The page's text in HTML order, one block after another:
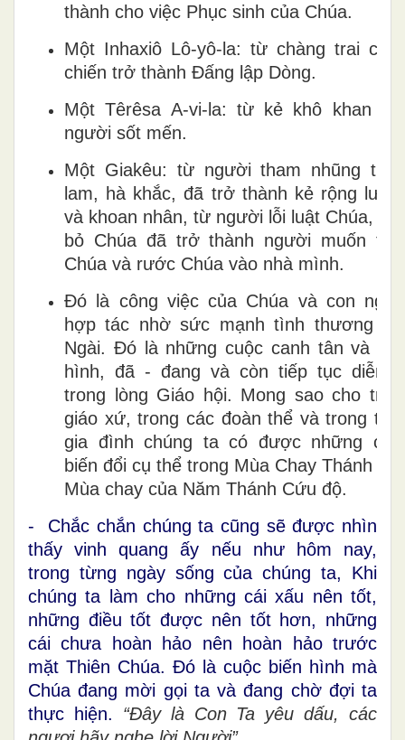
thành cho việc Phục sinh của Chúa.
Một Inhaxiô Lô-yô-la: từ chàng trai
chiến trở thành Đấng lập Dòng.
Một Têrêsa A-vi-la: từ kẻ khô khan
người sốt mến.
Một Giakêu: từ người tham nhũng
lam, hà khắc, đã trở thành kẻ rộng
và khoan nhân, từ người lỗi luật Chúa,
bỏ Chúa đã trở thành người muốn
Chúa và rước Chúa vào nhà mình.
Đó là công việc của Chúa và con
hợp tác nhờ sức mạnh tình thương
Ngài. Đó là những cuộc canh tân và
hình, đã - đang và còn tiếp tục diễn
trong lòng Giáo hội. Mong sao cho
giáo xứ, trong các đoàn thể và trong
gia đình chúng ta có được những
biến đổi cụ thể trong Mùa Chay Thánh
Mùa chay của Năm Thánh Cứu độ.
- Chắc chắn chúng ta cũng sẽ được nhìn
thấy vinh quang ấy nếu như hôm nay,
trong từng ngày sống của chúng ta, Khi
chúng ta làm cho những cái xấu nên tốt,
những điều tốt được nên tốt hơn, những
cái chưa hoàn hảo nên hoàn hảo trước
mặt Thiên Chúa. Đó là cuộc biến hình mà
Chúa đang mời gọi ta và đang chờ đợi ta
thực hiện. “Đây là Con Ta yêu dấu, các